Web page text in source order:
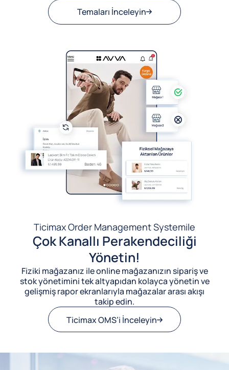
Temaları İnceleyin
Ticimax Order Management Systemile
Çok Kanallı Perakendeciliği
Yönetin!
Fiziki mağazanız ile online mağazanızın sipariş ve
stok yönetimini tek altyapıdan kolayca yönetin ve
gelişmiş rapor ekranlarıyla mağazalar arası akışı
takip edin.
Ticimax OMS’i İnceleyin